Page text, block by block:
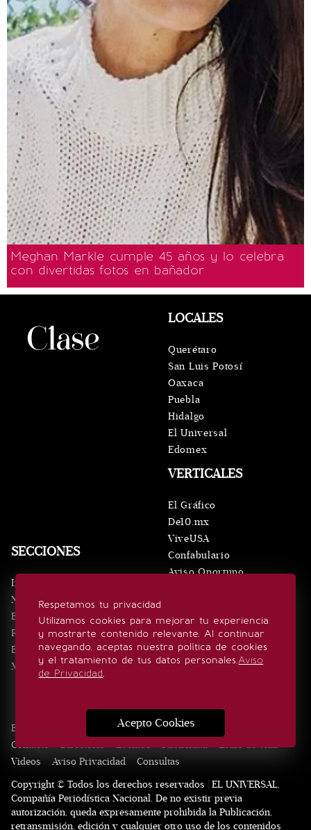
Meghan Markle cumple 45 años y lo celebra
con divertidas fotos en bañador
Respetamos tu privacidad
Utilizamos cookies para mejorar tu experiencia
y mostrarte contenido relevante. Al continuar
navegando, aceptas nuestra política de cookies
y el tratamiento de tus datos personales.Aviso
de Privacidad.
Acepto Cookies
SECCIONES
Inicio
Noticias
Eventos
Realeza
Estilo de vida
Minuto x Minuto
VERTICALES
El Gráfico
De10.mx
ViveUSA
Confabulario
Aviso Oportuno
LOCALES
Querétaro
San Luis Potosí
Oaxaca
Puebla
Hidalgo
El Universal
Edomex
SÍGUENOS
Edición Impresa Noticias Quiénes somos
Contacto
Directorio Eventos Publicidad
Estilo de vida
Videos
Aviso Privacidad
Consultas
Copyright © Todos los derechos reservados | EL UNIVERSAL,
Compañía Periodística Nacional. De no existir previa
autorización, queda expresamente prohibida la Publicación,
retransmisión, edición y cualquier otro uso de los contenidos